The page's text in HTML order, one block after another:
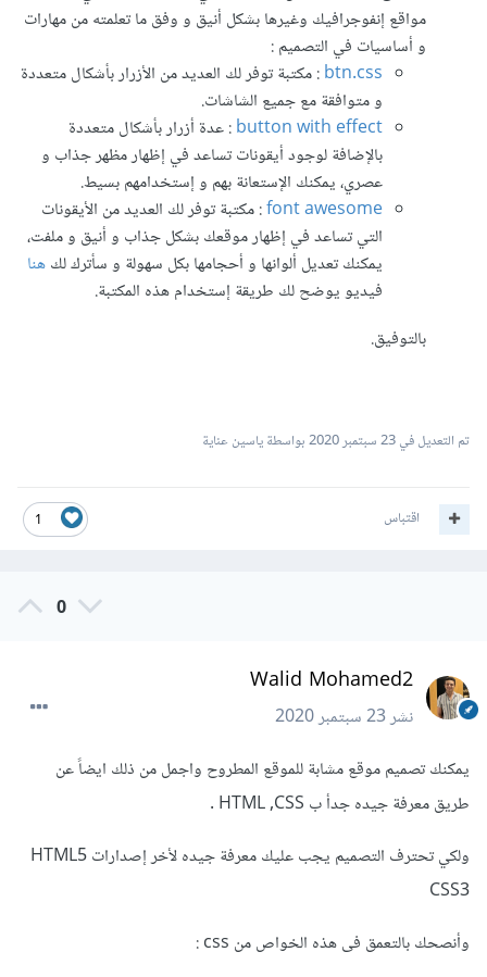
مواقع إنفوجرافيك وغيرها بشكل أنيق و وفق ما تعلمته من مهارات
و أساسيات في التصميم :
btn.css: مكتبة توفر لك العديد من الأزرار بأشكال متعددة
و متوافقة مع جميع الشاشات.
button with effect: عدة أزرار بأشكال متعددة
بالإضافة لوجود أيقونات تساعد في إظهار مظهر جذاب و
عصري، يمكنك الإستعانة بهم و إستخدامهم بسيط.
font awesome: مكتبة توفر لك العديد من الأيقونات
التي تساعد في إظهار موقعك بشكل جذاب و أنيق و ملفت،
يمكنك تعديل ألوانها و أحجامها بكل سهولة و سأترك لكهنا
فيديو يوضح لك طريقة إستخدام هذه المكتبة.
بالتوفيق.
تم التعديل في23 سبتمبر 2020 بواسطة ياسين عناية
1 اقتباس
0
Walid Mohamed2
نشر23 سبتمبر 2020
يمكنك تصميم موقع مشابة للموقع المطروح واجمل من ذلك ايضاً عن
طريق معرفة جيده جدأ ب HTML ,CSS .
ولكي تحترف التصميم يجب عليك معرفة جيده لأخر إصدارات HTML5
CSS3
وأنصحك بالتعمق فى هذه الخواص من css :